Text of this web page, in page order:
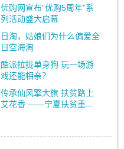
优购网宣布“优购5周年”系
列活动盛大启幕
日淘，姑娘们为什么偏爱全
日空海淘
酷派拉拢单身狗 玩一场游
戏还能相亲？
传承仙风擎大旗 扶贫路上
艾花香 ——宁夏扶贫重...